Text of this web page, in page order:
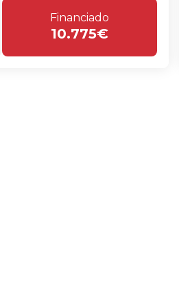
Financiado
10.775€